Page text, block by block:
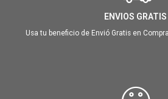
ENVIOS GRATIS
Usa tu beneficio de Envió Gratis en